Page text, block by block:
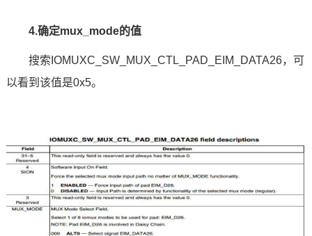
4.确定mux_mode的值
搜索IOMUXC_SW_MUX_CTL_PAD_EIM_DATA26，可
以看到该值是0x5。